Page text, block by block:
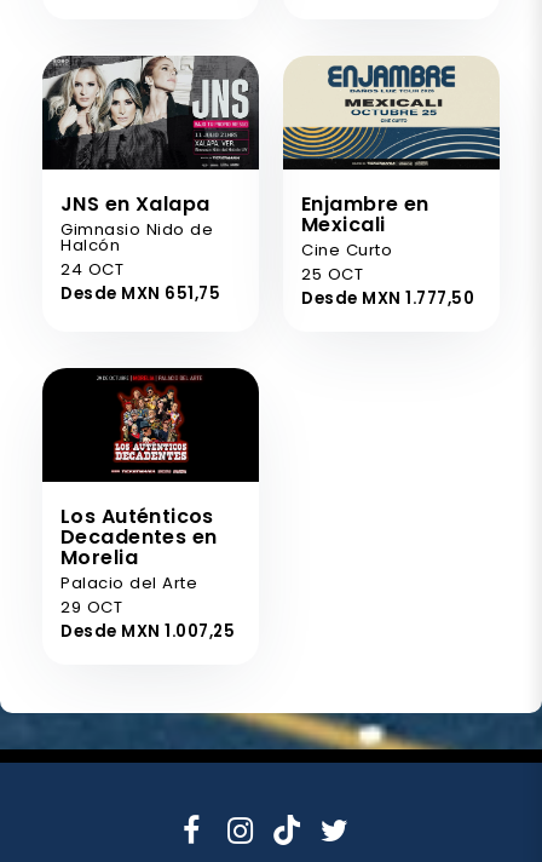
JNS en Xalapa
Gimnasio Nido de
Halcón
24 OCT
Desde MXN 651,75
Enjambre en
Mexicali
Cine Curto
25 OCT
Desde MXN 1.777,50
Los Auténticos
Decadentes en
Morelia
Palacio del Arte
29 OCT
Desde MXN 1.007,25